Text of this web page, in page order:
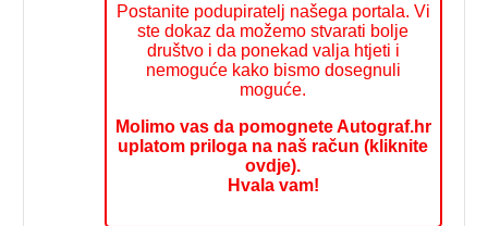
Postanite podupiratelj našega portala. Vi
ste dokaz da možemo stvarati bolje
društvo i da ponekad valja htjeti i
nemoguće kako bismo dosegnuli
moguće.
Molimo vas da pomognete Autograf.hr
uplatom priloga na naš račun (kliknite
ovdje).
Hvala vam!